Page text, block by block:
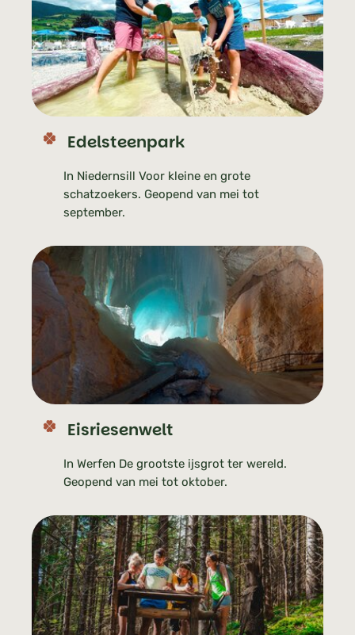
Edelsteenpark
In Niedernsill Voor kleine en grote
schatzoekers. Geopend van mei tot
september.
Eisriesenwelt
In Werfen De grootste ijsgrot ter wereld.
Geopend van mei tot oktober.